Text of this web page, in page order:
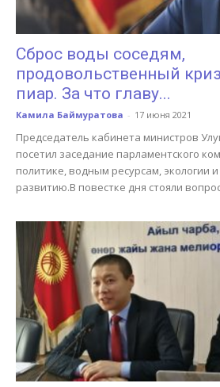
Сброс воды соседям,
продовольственный
пиар. За что главу...
Камила Баймуратова - 17 июня 2021
Председатель кабинета министров
посетил заседание парламентского
политике, водным ресурсам, экологии
развитию.В повестке дня стояли